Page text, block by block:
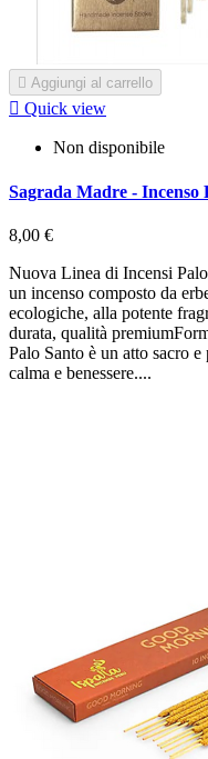
 Aggiungi al carrello
 Quick view
Non disponibile
Sagrada Madre - Incenso
8,00 €
Nuova Linea di Incensi
un incenso composto da
ecologiche, alla potente
durata, qualità
Palo Santo è un atto sacro
calma e benessere....